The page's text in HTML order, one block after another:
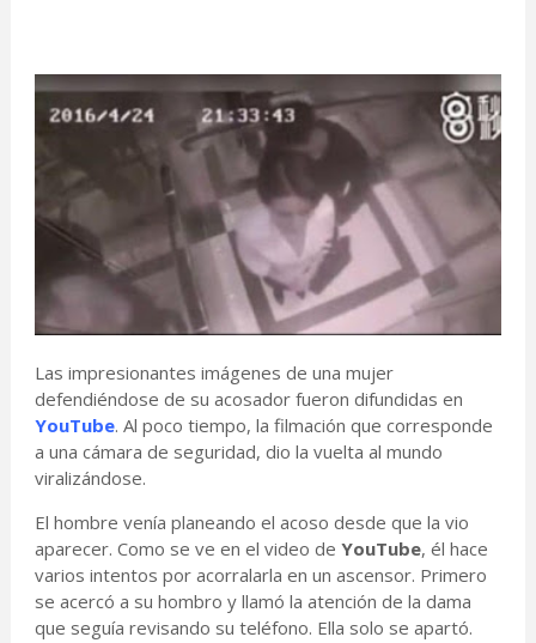
Las impresionantes imágenes de una mujer
defendiéndose de su acosador fueron difundidas en
YouTube. Al poco tiempo, la filmación que corresponde
a una cámara de seguridad, dio la vuelta al mundo
viralizándose.
El hombre venía planeando el acoso desde que la vio
aparecer. Como se ve en el video de YouTube, él hace
varios intentos por acorralarla en un ascensor. Primero
se acercó a su hombro y llamó la atención de la dama
que seguía revisando su teléfono. Ella solo se apartó.